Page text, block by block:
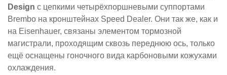
Design с цепкими четырёхпоршневыми суппортами
Brembo на кронштейнах Speed Dealer. Они так же, как и
на Eisenhauer, связаны элементом тормозной
магистрали, проходящим сквозь переднюю ось, только
ещё оснащены гоночного вида карбоновыми кожухами
охлаждения.